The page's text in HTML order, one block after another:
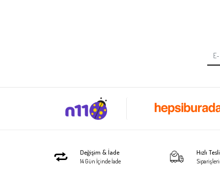
Değişim & İade
14 Gün İçinde İade
Hızlı